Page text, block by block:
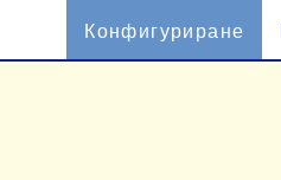
Конфигуриране